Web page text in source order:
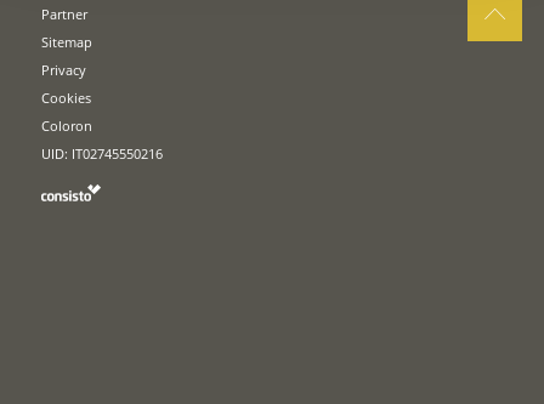
Partner
Sitemap
Privacy
Cookies
Coloron
UID: IT02745550216